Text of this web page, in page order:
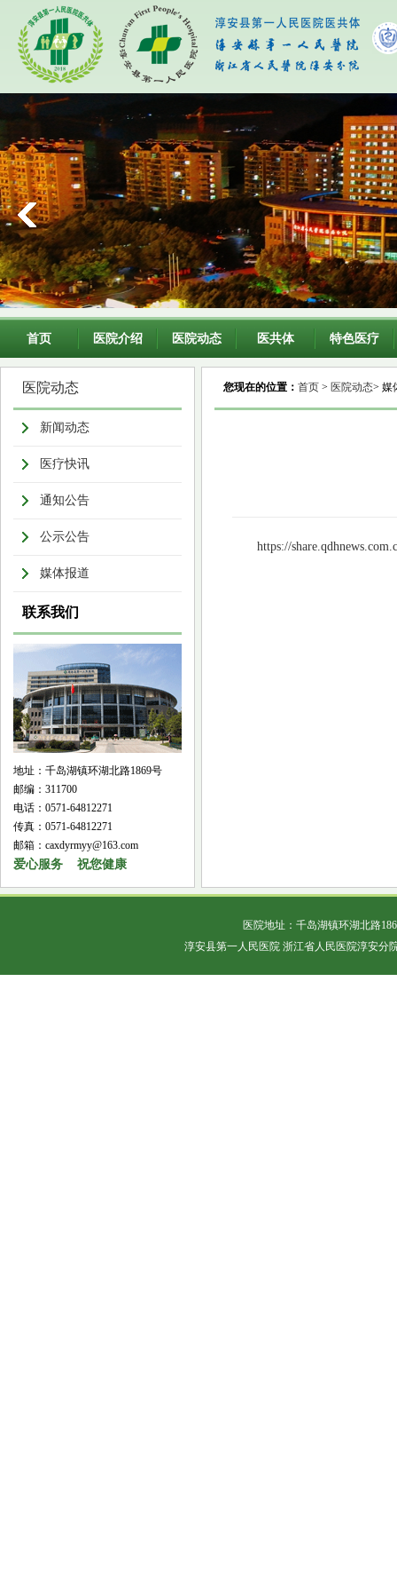
首页 医院介绍 医院动态 医共体 特色医疗
医院动态
新闻动态
医疗快讯
通知公告
公示公告
媒体报道
联系我们
地址：千岛湖镇环湖北路1869号
邮编：311700
电话：0571-64812271
传真：0571-64812271
邮箱：caxdyrmyy@163.com
爱心服务 祝您健康
您现在的位置： 首页 > 医院动态> 媒
https://
医院地址：千岛湖镇环湖北路
淳安县第一人民医院 浙江省人民医院淳安分